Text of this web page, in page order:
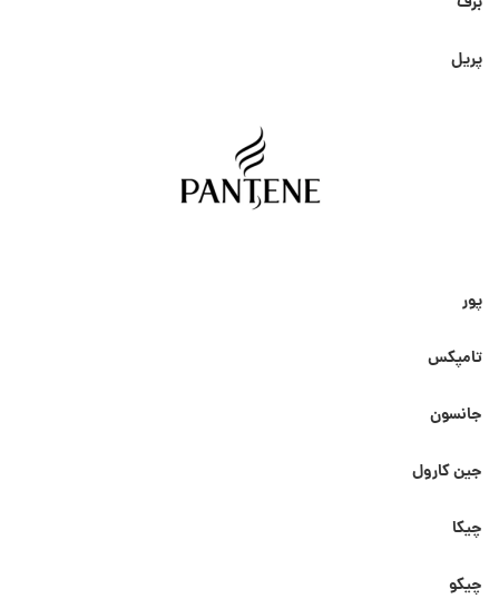
پریل
پور
تامپکس
جانسون
جین کارول
چیکا
چیکو